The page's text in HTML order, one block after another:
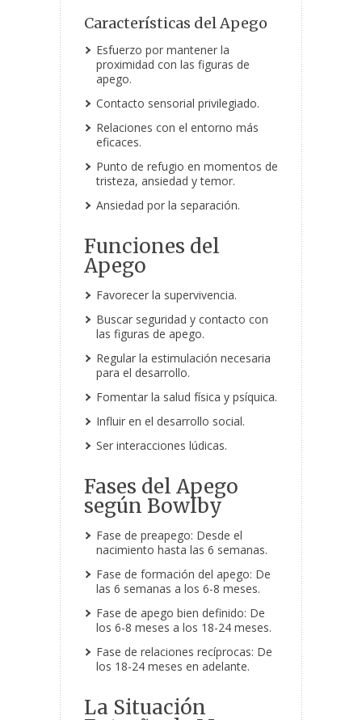
Características del Apego
Esfuerzo por mantener la
proximidad con las figuras de
apego.
Contacto sensorial privilegiado.
Relaciones con el entorno más
eficaces.
Punto de refugio en momentos de
tristeza, ansiedad y temor.
Ansiedad por la separación.
Funciones del
Apego
Favorecer la supervivencia.
Buscar seguridad y contacto con
las figuras de apego.
Regular la estimulación necesaria
para el desarrollo.
Fomentar la salud física y psíquica.
Influir en el desarrollo social.
Ser interacciones lúdicas.
Fases del Apego
según Bowlby
Fase de preapego: Desde el
nacimiento hasta las 6 semanas.
Fase de formación del apego: De
las 6 semanas a los 6-8 meses.
Fase de apego bien definido: De
los 6-8 meses a los 18-24 meses.
Fase de relaciones recíprocas: De
los 18-24 meses en adelante.
La Situación